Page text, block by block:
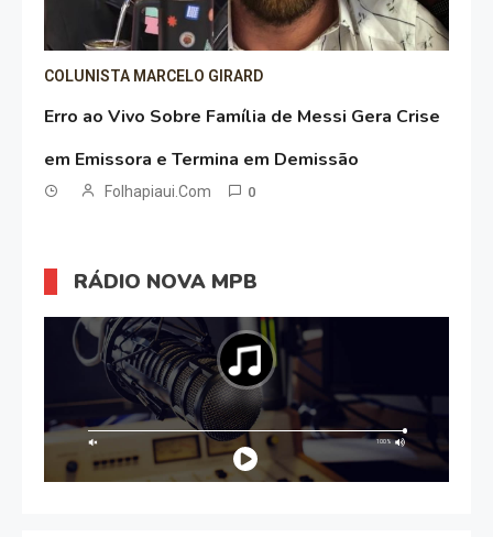
COLUNISTA MARCELO GIRARD
Erro ao Vivo Sobre Família de Messi Gera Crise
em Emissora e Termina em Demissão
Folhapiaui.com 0
RÁDIO NOVA MPB